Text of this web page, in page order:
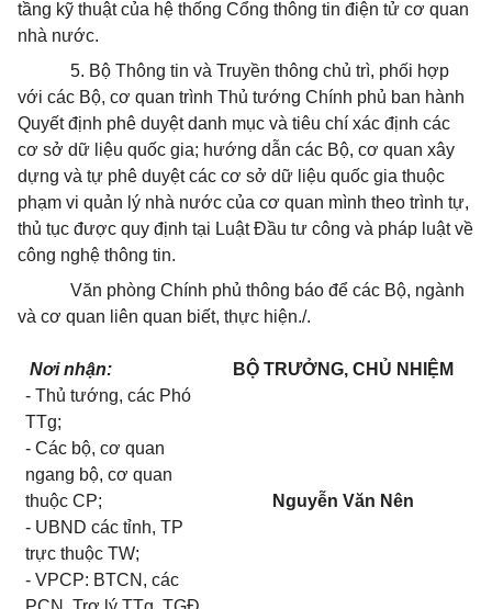
tầng kỹ thuật của hệ thống Cổng thông tin điện tử cơ quan
nhà nước.
5. Bộ Thông tin và Truyền thông chủ trì, phối hợp
với các Bộ, cơ quan trình Thủ tướng Chính phủ ban hành
Quyết định phê duyệt danh mục và tiêu chí xác định các
cơ sở dữ liệu quốc gia; hướng dẫn các Bộ, cơ quan xây
dựng và tự phê duyệt các cơ sở dữ liệu quốc gia thuộc
phạm vi quản lý nhà nước của cơ quan mình theo trình tự,
thủ tục được quy định tại Luật Đầu tư công và pháp luật về
công nghệ thông tin.
Văn phòng Chính phủ thông báo để các Bộ, ngành
và cơ quan liên quan biết, thực hiện./.
Nơi nhận:
- Thủ tướng, các Phó
TTg;
- Các bộ, cơ quan
ngang bộ, cơ quan
thuộc CP;
- UBND các tỉnh, TP
trực thuộc TW;
- VPCP: BTCN, các
BỘ TRƯỞNG, CHỦ NHIỆM
Nguyễn Văn Nên